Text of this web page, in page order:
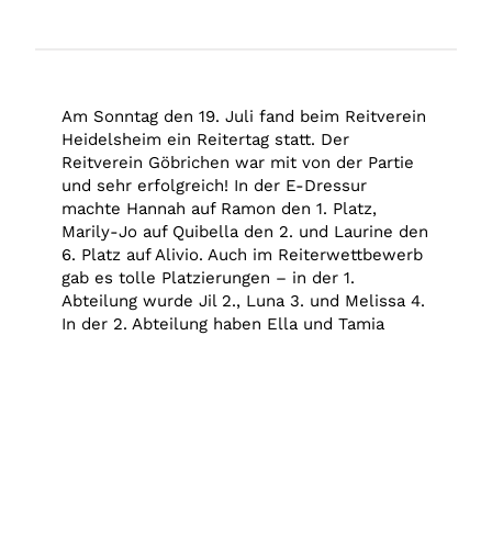
Am Sonntag den 19. Juli fand beim Reitverein
Heidelsheim ein Reitertag statt. Der
Reitverein Göbrichen war mit von der Partie
und sehr erfolgreich! In der E-Dressur
machte Hannah auf Ramon den 1. Platz,
Marily-Jo auf Quibella den 2. und Laurine den
6. Platz auf Alivio. Auch im Reiterwettbewerb
gab es tolle Platzierungen – in der 1.
Abteilung wurde Jil 2., Luna 3. und Melissa 4.
In der 2. Abteilung haben Ella und Tamia